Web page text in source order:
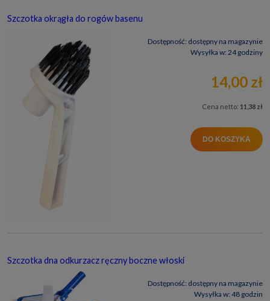
Szczotka okrągła do rogów basenu
Dostępność: dostępny na magazynie
Wysyłka w: 24 godziny
14,00 zł
Cena netto: 11,38 zł
DO KOSZYKA
Szczotka dna odkurzacz ręczny boczne włoski
Dostępność: dostępny na magazynie
Wysyłka w: 48 godzin